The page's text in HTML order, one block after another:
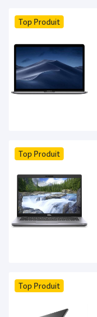
Top Produit
Top Produit
Top Produit